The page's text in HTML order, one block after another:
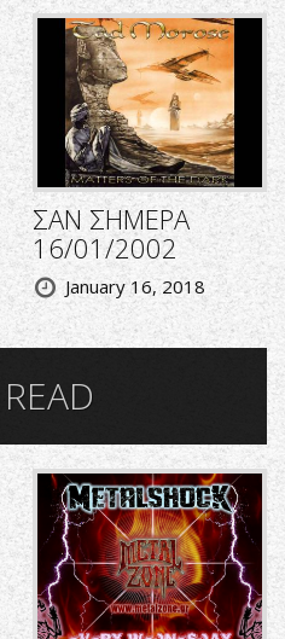
ΣΑΝ ΣΗΜΕΡΑ
16/01/2002
January 16, 2018